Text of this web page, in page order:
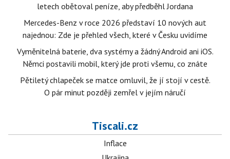
letech obětoval peníze, aby předběhl Jordana
Mercedes-Benz v roce 2026 představí 10 nových aut
najednou: Zde je přehled všech, které v Česku uvidíme
Vyměnitelná baterie, dva systémy a žádný Android ani iOS.
Němci postavili mobil, který jde proti všemu, co znáte
Pětiletý chlapeček se matce omluvil, že jí stojí v cestě.
O pár minut později zemřel v jejím náručí
Tiscali.cz
Inflace